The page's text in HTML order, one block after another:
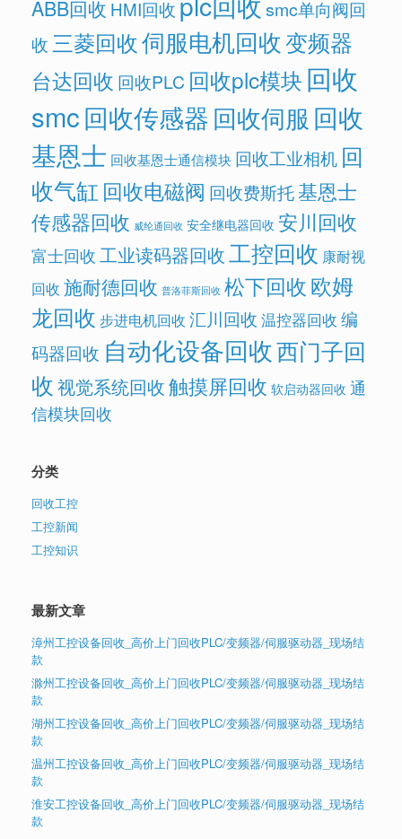
ABB回收 HMI回收
smc单向阀回
收三菱回收伺服电机回收变频器
台达回收 回收PLC 回收plc模块 回收
smc回收传感器回收伺服 回收
基恩士 回收基恩士通信模块 回收工业相机 回
收气缸 回收电磁阀 回收费斯托基恩士
传感器回收 威纶通回收 安全继电器回收 安川回收
富士回收工业读码器回收工控回收 康耐视
回收 施耐德回收 普洛菲斯回收 松下回收欧姆
龙回收 步进电机回收 汇川回收 温控器回收 编
码器回收 自动化设备回收西门子回
收视觉系统回收触摸屏回收 软启动器回收 通
信模块回收
分类
回收工控
工控新闻
工控知识
最新文章
漳州工控设备回收_高价上门回收PLC/变频器/伺服驱动器_现场结
款
滁州工控设备回收_高价上门回收PLC/变频器/伺服驱动器_现场结
款
湖州工控设备回收_高价上门回收PLC/变频器/伺服驱动器_现场结
款
温州工控设备回收_高价上门回收PLC/变频器/伺服驱动器_现场结
款
淮安工控设备回收_高价上门回收PLC/变频器/伺服驱动器_现场结
款